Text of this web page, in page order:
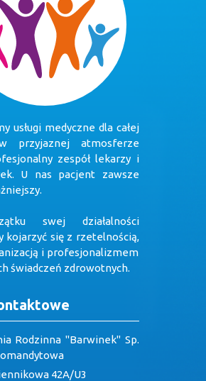
usługi medyczne dla całej
przyjaznej atmosferze
zespół lekarzy i
U nas pacjent zawsze
swej działalności
kojarzyć się z rzetelnością,
i profesjonalizmem
świadczeń zdrowotnych.
Rodzinna "Barwinek" Sp.
42A/U3